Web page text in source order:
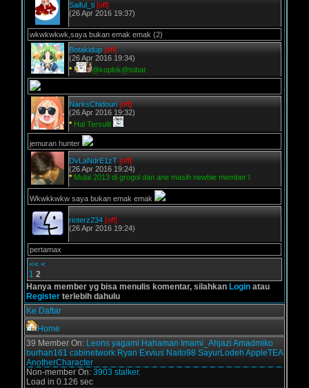
Saiful_ti [off]
(26 Apr 2016 19:37)
wkwkwkwk,saya bukan emak emak (2)
Botakidup [off]
(26 Apr 2016 19:34)
*
@koplok@tobat
NarksChidouri [off]
(26 Apr 2016 19:32)
* Hal Tersulit
jemuran hunter
DvLaNdrE1zT [off]
(26 Apr 2016 19:24)
* Mulai 2013 di grogol dan ane masih newbie member l
Wkwkkwkw saya bukan emak emak
rioterz234 [off]
(26 Apr 2016 19:24)
pertamax
<< <
1 2
Hanya member yg bisa menulis komentar, silahkan Login atau
Register terlebih dahulu
Ke Daftar
Home
39 Member On: Leons yagami Hahaman Imami_Ahjazi Amadmiko
burhan161 cabinetwork Ryan Exvius Naito98 SayurLodeh AppleTEA
AnotherCharacter
Non-member On: 3903 stalker.
Load in 0.126 sec